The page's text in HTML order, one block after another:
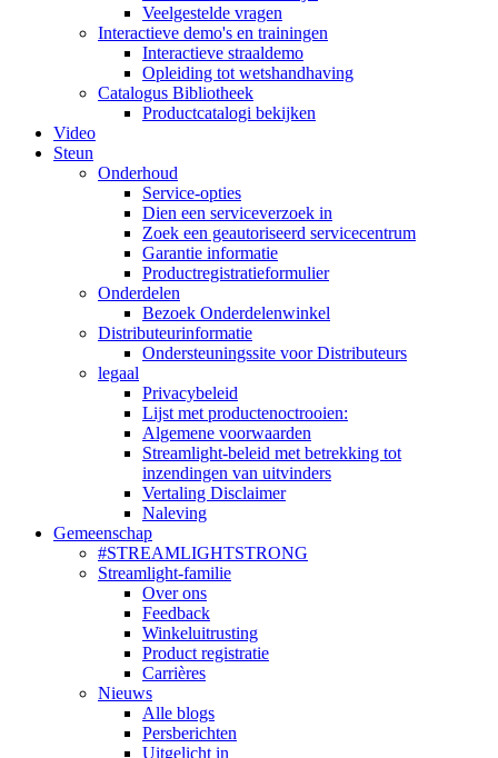
Veelgestelde vragen
Interactieve demo's en trainingen
Interactieve straaldemo
Opleiding tot wetshandhaving
Catalogus Bibliotheek
Productcatalogi bekijken
Video
Steun
Onderhoud
Service-opties
Dien een serviceverzoek in
Zoek een geautoriseerd servicecentrum
Garantie informatie
Productregistratieformulier
Onderdelen
Bezoek Onderdelenwinkel
Distributeurinformatie
Ondersteuningssite voor Distributeurs
legaal
Privacybeleid
Lijst met productenoctrooien:
Algemene voorwaarden
Streamlight-beleid met betrekking tot
inzendingen van uitvinders
Vertaling Disclaimer
Naleving
Gemeenschap
#STREAMLIGHTSTRONG
Streamlight-familie
Over ons
Feedback
Winkeluitrusting
Product registratie
Carrières
Nieuws
Alle blogs
Persberichten
Uitgelicht in